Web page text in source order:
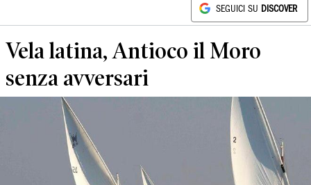
SEGUICI SU DISCOVER
Vela latina, Antioco il Moro
senza avversari